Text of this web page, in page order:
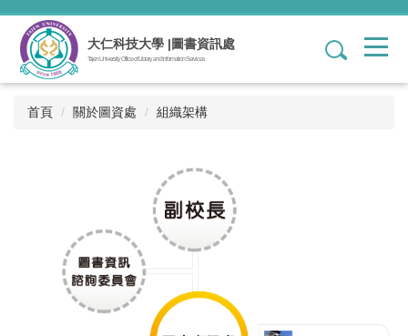
跳
主
要
內
大仁科技大學 |圖書資訊處
Tajen University Office of Library and Information Services
1
首頁 關於圖資處 組織架構